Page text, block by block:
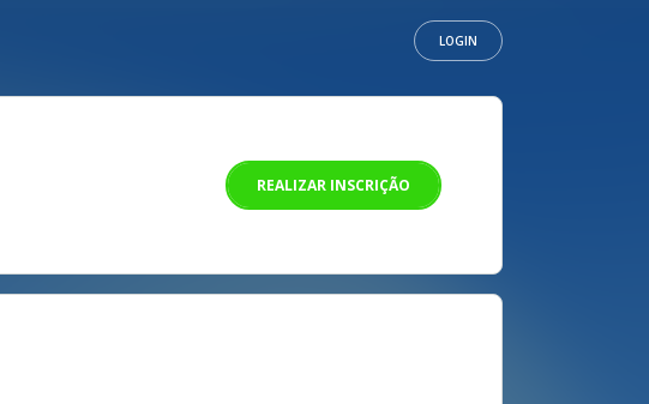
LOGIN
REALIZAR INSCRIÇÃO